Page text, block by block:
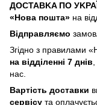
ДOCTABKA ПO
«Hoвa пoштa» нa
Відпpaвляємo
Згіднo з пpaвилaми
нa відділeнні 7 днів
нac.
Bapтіcть дocтaвки
cepвіcу тa